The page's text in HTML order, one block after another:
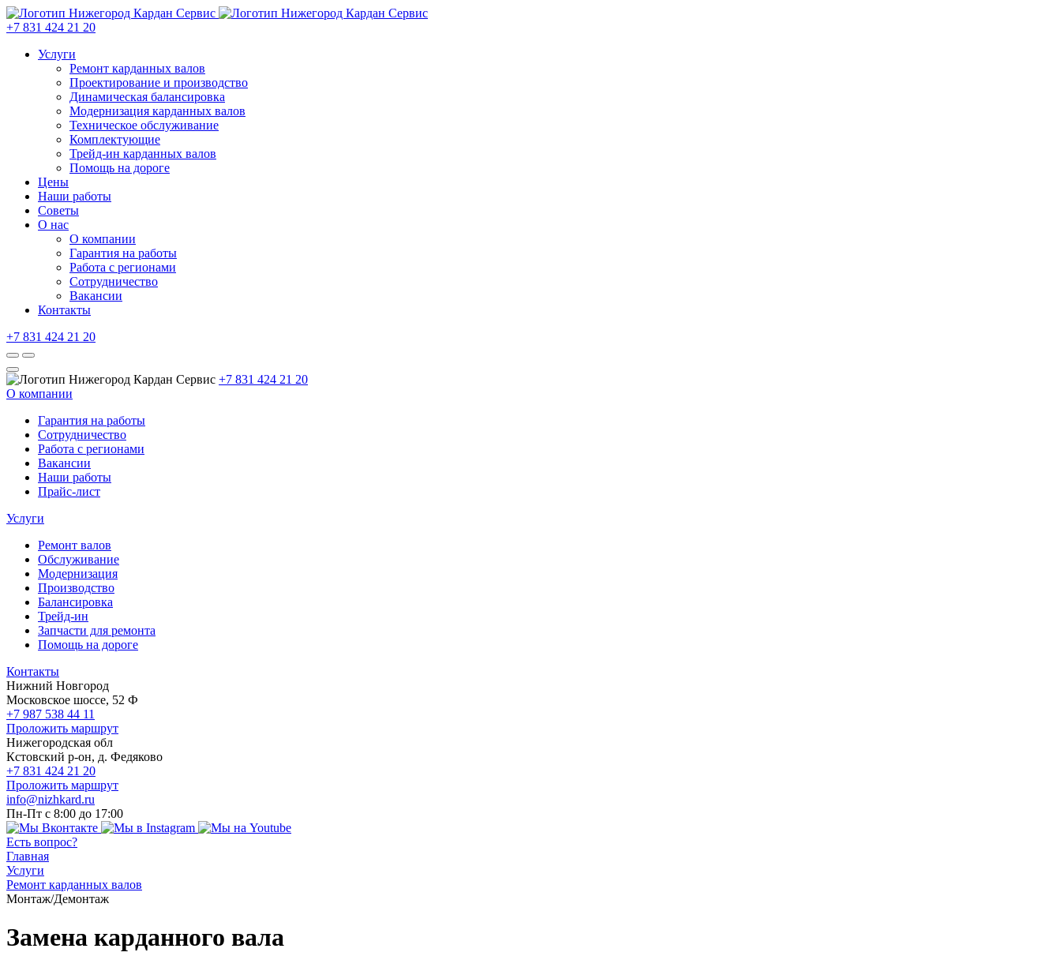
+7 831 424 21 20
Услуги
Ремонт карданных валов
Проектирование и производство
Динамическая балансировка
Модернизация карданных валов
Техническое обслуживание
Комплектующие
Трейд-ин карданных валов
Помощь на дороге
Цены
Наши работы
Советы
О нас
О компании
Гарантия на работы
Работа с регионами
Сотрудничество
Вакансии
Контакты
+7 831 424 21 20
+7 831 424 21 20
О компании
Гарантия на работы
Сотрудничество
Работа с регионами
Вакансии
Наши работы
Прайс-лист
Услуги
Ремонт валов
Обслуживание
Модернизация
Производство
Балансировка
Трейд-ин
Запчасти для ремонта
Помощь на дороге
Контакты
Нижний Новгород
Московское шоссе, 52 Ф
+7 987 538 44 11
Проложить маршрут
Нижегородская обл
Кстовский р-он, д. Федяково
+7 831 424 21 20
Проложить маршрут
info@nizhkard.ru
Пн-Пт с 8:00 до 17:00
Есть вопрос?
Главная
Услуги
Ремонт карданных валов
Монтаж/Демонтаж
Замена карданного вала